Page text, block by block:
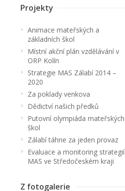
Projekty
Animace mateřských a
základních škol
Místní akční plán vzdělávání v
ORP Kolín
Strategie MAS Zálabí 2014 –
2020
Za poklady venkova
Dědictví našich předků
Putovní olympiáda mateřských
škol
Zálabí táhne za jeden provaz
Evaluace a monitoring strategií
MAS ve Středočeském kraji
Z fotogalerie